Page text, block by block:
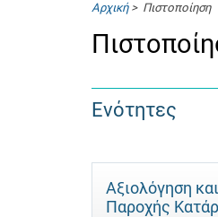
Αρχική> Πιστοποίηση
Ενότητες
Αξιολόγηση
Παροχής